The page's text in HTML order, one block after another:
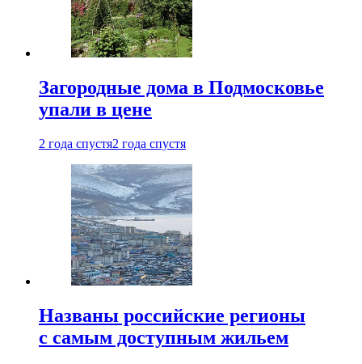
Загородные дома в Подмосковье
упали в цене
2 года спустя2 года спустя
Названы российские регионы
с самым доступным жильем